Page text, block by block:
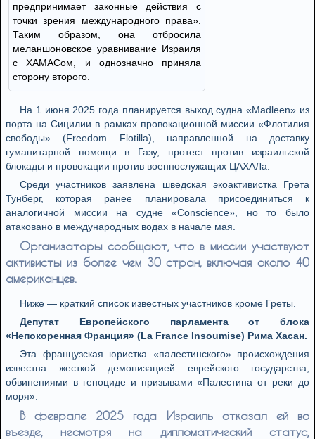
предпринимает законные действия с
точки зрения международного права».
Таким образом, она отбросила
меланшоновское уравнивание Израиля
с ХАМАСом, и однозначно приняла
сторону второго.
На 1 июня 2025 года планируется выход судна «Madleen» из
порта на Сицилии в рамках провокационной миссии «Флотилия
свободы» (Freedom Flotilla), направленной на доставку
гуманитарной помощи в Газу, протест против израильской
блокады и провокации против военнослужащих ЦАХАЛа.
Среди участников заявлена шведская экоактивистка Грета
Тунберг, которая ранее планировала присоединиться к
аналогичной миссии на судне «Conscience», но то было
атаковано в международных водах в начале мая.
Организаторы сообщают, что в миссии участвуют
активисты из более чем 30 стран, включая около 40
американцев.
Ниже — краткий список известных участников кроме Греты.
Депутат Европейского парламента от блока
«Непокоренная Франция» (La France Insoumise) Рима Хасан.
Эта французская юристка «палестинского» происхождения
известна жесткой демонизацией еврейского государства,
обвинениями в геноциде и призывами «Палестина от реки до
моря».
В феврале 2025 года Израиль отказал ей во
въезде, несмотря на дипломатический статус,